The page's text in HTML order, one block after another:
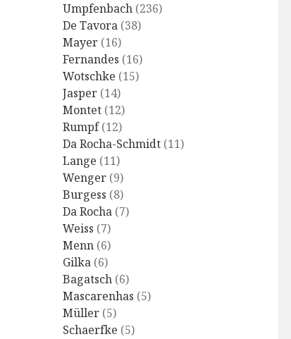
Umpfenbach (236)
De Tavora (38)
Mayer (16)
Fernandes (16)
Wotschke (15)
Jasper (14)
Montet (12)
Rumpf(12)
Da Rocha-Schmidt (11)
Lange (11)
Wenger (9)
Burgess (8)
Da Rocha (7)
Weiss (7)
Menn (6)
Gilka (6)
Bagatsch (6)
Mascarenhas (5)
Müller (5)
Schaerfke (5)